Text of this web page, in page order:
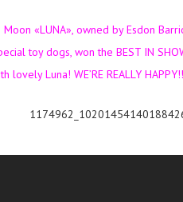
Moon «LUNA», owned by Esdon
toy dogs, won the BEST IN
Luna! WE’RE REALLY HAPPY!!